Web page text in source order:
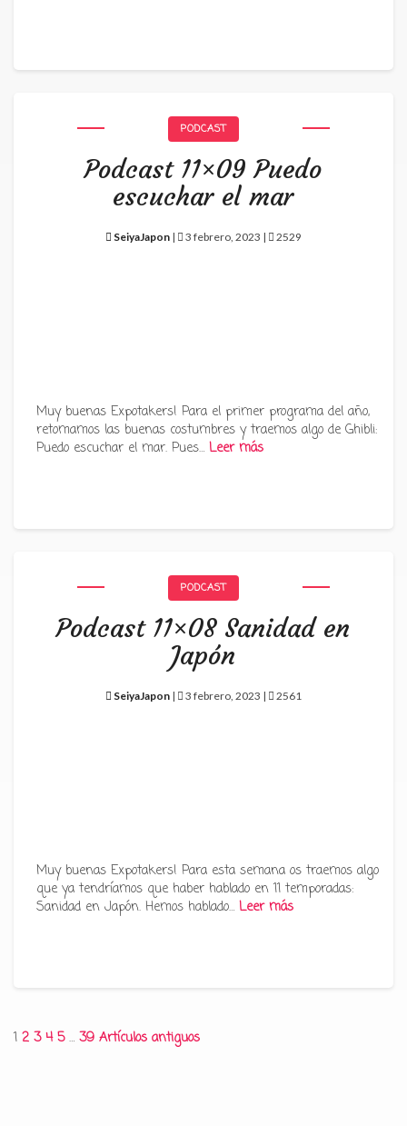
PODCAST
Podcast 11×09 Puedo
escuchar el mar
SeiyaJapon | 3 febrero, 2023 | 2529
Muy buenas Expotakers! Para el primer programa del año,
retomamos las buenas costumbres y traemos algo de Ghibli:
Puedo escuchar el mar. Pues… Leer más
PODCAST
Podcast 11×08 Sanidad en
Japón
SeiyaJapon | 3 febrero, 2023 | 2561
Muy buenas Expotakers! Para esta semana os traemos algo
que ya tendríamos que haber hablado en 11 temporadas:
Sanidad en Japón. Hemos hablado… Leer más
Paginación
1 2 3 4 5 … 39 Artículos antiguos